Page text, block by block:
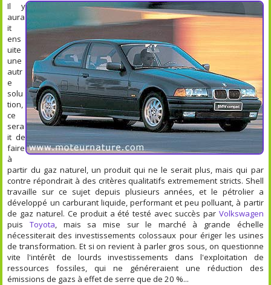
Il y
aura
it
ens
uite
une
autr
e
solu
tion,
ce
sera
it de
faire
à
partir du gaz naturel, un produit qui ne le serait plus, mais qui par
contre répondrait à des critères qualitatifs extremement stricts. Shell
travaille sur ce sujet depuis plusieurs années, et le pétrolier a
développé un carburant liquide, performant et peu polluant, à partir
de gaz naturel. Ce produit a été testé avec succès par Volkswagen
puisToyota, mais sa mise sur le marché à grande échelle
nécessiterait des investissements colossaux pour ériger les usines
de transformation. Et si on revient à parler gros sous, on questionne
vite l'intérêt de lourds investissements dans l'exploitation de
ressources fossiles, qui ne généreraient une réduction des
émissions de gazs à effet de serre que de 20 %...